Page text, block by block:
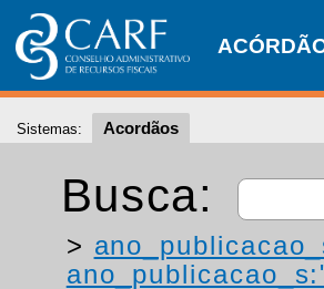
Sistemas: Acordãos
Busca:
>